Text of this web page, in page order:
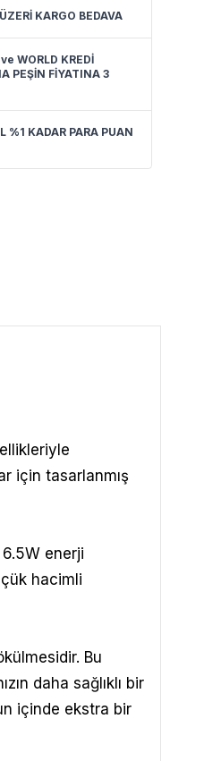
KARGO BEDAVA
WORLD KREDİ
PEŞİN FİYATINA 3
%1 KADAR PARA PUAN
için tasarlanmış
enerji
hacimli
Bu
daha sağlıklı bir
içinde ekstra bir